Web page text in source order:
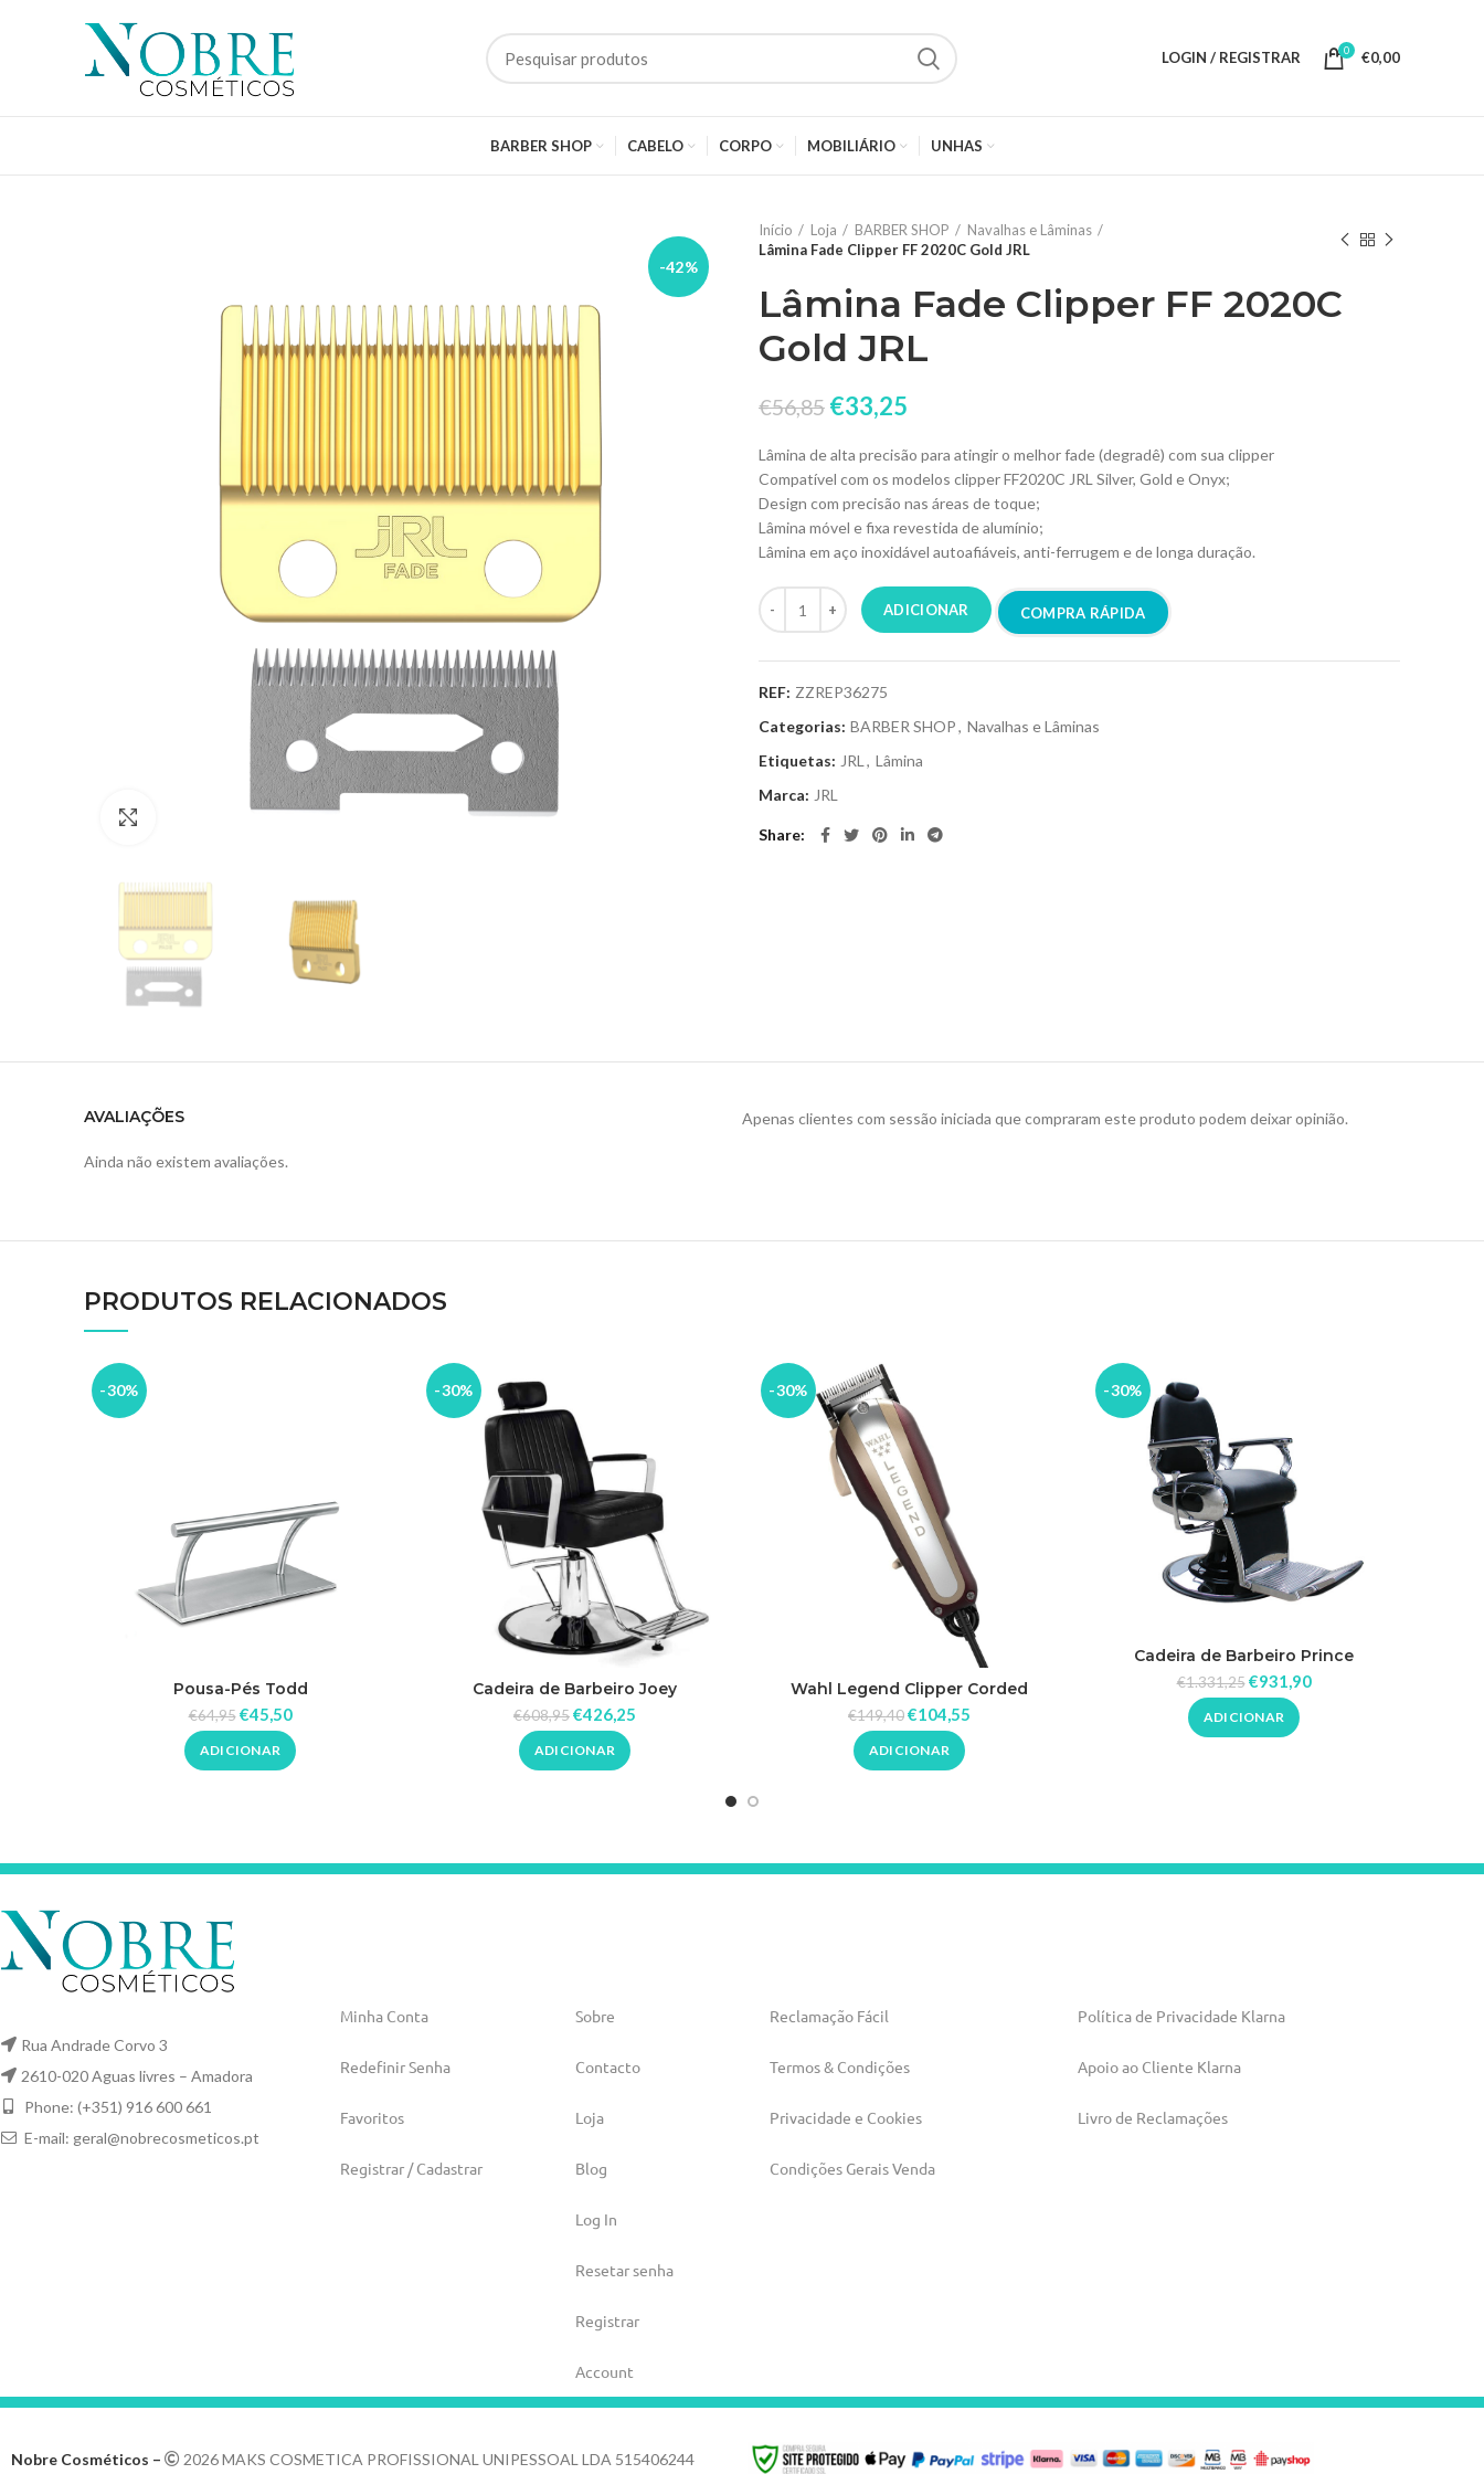
LOGIN / REGISTRAR 0 €0,00
BARBER SHOP CABELO CORPO MOBILIÁRIO UNHAS
-42%
Início Loja BARBER SHOP
Navalhas e Lâminas
Lâmina Fade Clipper FF 2020C Gold JRL
Lâmina Fade Clipper FF 2020C
Gold JRL
€56,85 €33,25
Lâmina de alta precisão para atingir o melhor fade (degradê) com sua clipper
Compatível com os modelos clipper FF2020C JRL Silver, Gold e Onyx;
Design com precisão nas áreas de toque;
Lâmina móvel e fixa revestida de alumínio;
Lâmina em aço inoxidável autoafiáveis, anti-ferrugem e de longa duração.
ADICIONAR COMPRA RÁPIDA
REF: ZZREP36275
Categorias: BARBER SHOP, Navalhas e Lâminas
Etiquetas: JRL , Lâmina
Marca: JRL
Share
AVALIAÇÕES
Ainda não existem avaliações.
Apenas clientes com sessão iniciada que compraram este produto podem deixar opinião.
PRODUTOS RELACIONADOS
-30%
Pousa-Pés Todd
€64,95 €45,50
ADICIONAR
-30%
Cadeira de Barbeiro Joey
€608,95€426,25
ADICIONAR
-30%
Wahl Legend Clipper Corded
€149,40€104,55
ADICIONAR
-30%
Cadeira de Barbeiro Prince
€1.331,25 €931,90
ADICIONAR
Rua Andrade Corvo 3
2610-020 Aguas livres – Amadora
Phone: (+351) 916 600 661
E-mail: geral@nobrecosmeticos.pt
Minha Conta
Redefinir Senha
Favoritos
Registrar / Cadastrar
Sobre
Contacto
Loja
Blog
Log In
Resetar senha
Registrar
Account
Reclamação Fácil
Termos & Condições
Privacidade e Cookies
Condições Gerais Venda
Política de Privacidade Klarna
Apoio ao Cliente Klarna
Livro de Reclamações
Nobre Cosméticos – 2026 MAKS COSMETICA PROFISSIONAL UNIPESSOAL LDA 515406244